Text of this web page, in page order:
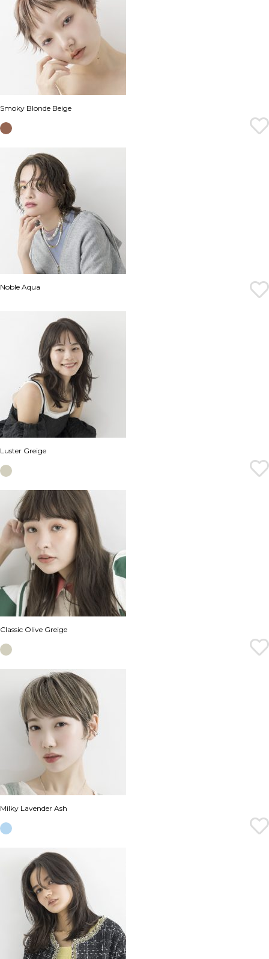
Smoky Blonde Beige
Noble Aqua
Luster Greige
Classic Olive Greige
Milky Lavender Ash